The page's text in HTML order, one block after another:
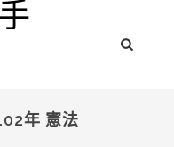
年 憲法